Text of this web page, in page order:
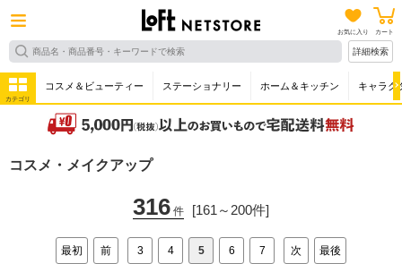
お気に入り カート
詳細検索
カテゴリ
コスメ＆ビューティー ステーショナリー ホーム＆キッチン キャラク
コスメ・メイクアップ
316 件 [161～200件]
最初 前 3 4 5 6 7 次 最後